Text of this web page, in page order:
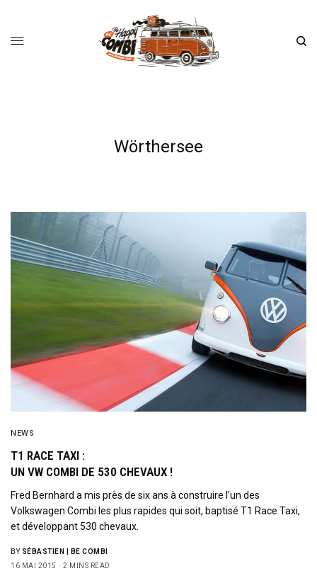
Wörthersee
NEWS
T1 RACE TAXI :
UN VW COMBI DE 530 CHEVAUX !
Fred Bernhard a mis près de six ans à construire l’un des
Volkswagen Combi les plus rapides qui soit, baptisé T1 Race Taxi,
et développant 530 chevaux.
BY SÉBASTIEN | BE COMBI
16 MAI 2015
2 MINS READ